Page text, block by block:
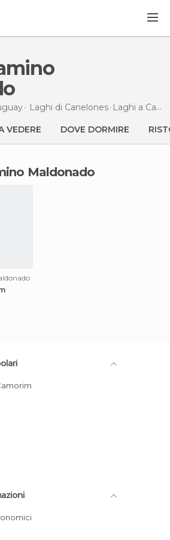
Laghi di Canelones Laghi a Camino Maldonado
VEDERE DOVE DORMIRE
Maldonado